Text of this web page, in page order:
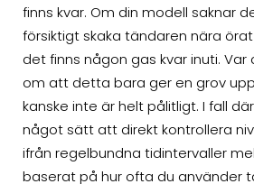
finns kvar. Om din modell saknar
försiktigt skaka tändaren nära
det finns någon gas kvar inuti.
om att detta bara ger en grov
kanske inte är helt pålitligt. I fall
något sätt att direkt kontrollera
ifrån regelbundna tidintervaller
baserat på hur ofta du använder